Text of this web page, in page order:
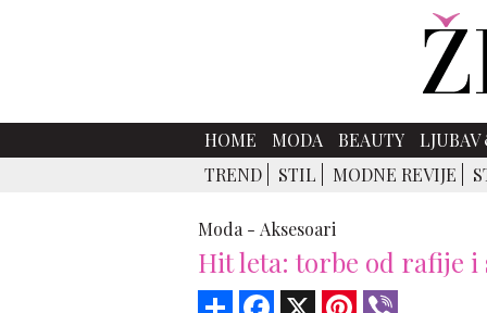
HOME MODA BEAUTY
TREND
STIL MODNE REVIJE
Moda - Aksesoari
Hit leta: torbe od rafije i
Share Facebook Pinterest